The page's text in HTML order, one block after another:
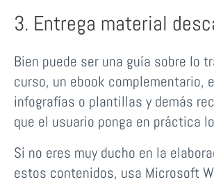
3. Entrega material
Bien puede ser una guía sobre lo
curso, un ebook complementario,
infografías o plantillas y demás
que el usuario ponga en práctica
Si no eres muy ducho en la
estos contenidos, usa Microsoft